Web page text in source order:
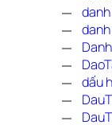
dấu